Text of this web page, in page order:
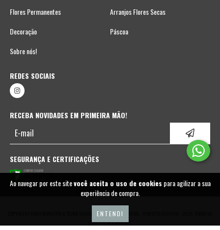
Ao navegar por este sitevocê aceita o uso de cookies para agilizar a sua
experiência de compra.
ENTENDI
Flores Permanentes
Arranjos Flores Secas
Decoração
Páscoa
Sobre nós!
REDES SOCIAIS
RECEBA NOVIDADES EM PRIMEIRA MÃO!
SEGURANÇA E CERTIFICAÇÕES
COPYRIGHT FABIO BORGATTO & TELMA HAYASHI | DECORAÇÃO DE NATAL - 05937702000110 - 2026. TODOS OS
DIREITOS RESERVADOS.